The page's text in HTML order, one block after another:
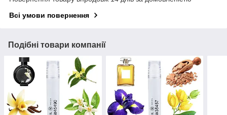
Всі умови повернення
Подібні товари компанії